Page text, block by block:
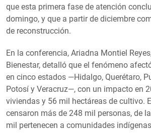
que esta primera fase de atención
domingo, y que a partir de diciembre
de reconstrucción.
En la conferencia, Ariadna Montiel
Bienestar, detalló que el fenómeno
en cinco estados —Hidalgo, Querétaro,
Potosí y Veracruz—, con un impacto en
viviendas y 56 mil hectáreas de cultivo.
censaron más de 248 mil personas, de
mil pertenecen a comunidades